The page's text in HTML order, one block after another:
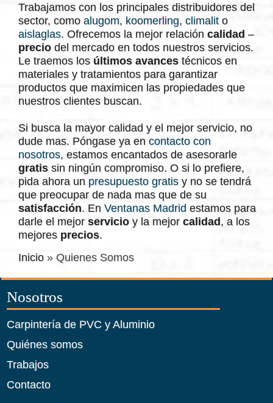
Trabajamos con los principales distribuidores del
sector, como alugom, koomerling, climalito
aislaglas. Ofrecemos la mejor relación calidad –
preciodel mercado en todos nuestros servicios.
Le traemos los últimos avancestécnicos en
materiales y tratamientos para garantizar
productos que maximicen las propiedades que
nuestros clientes buscan.
Si busca la mayor calidad y el mejor servicio, no
dude mas. Póngase ya en contacto con
nosotros, estamos encantados de asesorarle
gratissin ningún compromiso. O si lo prefiere,
pida ahora un presupuesto gratisy no se tendrá
que preocupar de nada mas que de su
satisfacción. En Ventanas Madridestamos para
darle el mejor servicioy la mejor calidad, a los
mejores precios.
Inicio» Quienes Somos
Nosotros
Carpintería de PVC y Aluminio
Quiénes somos
Trabajos
Contacto